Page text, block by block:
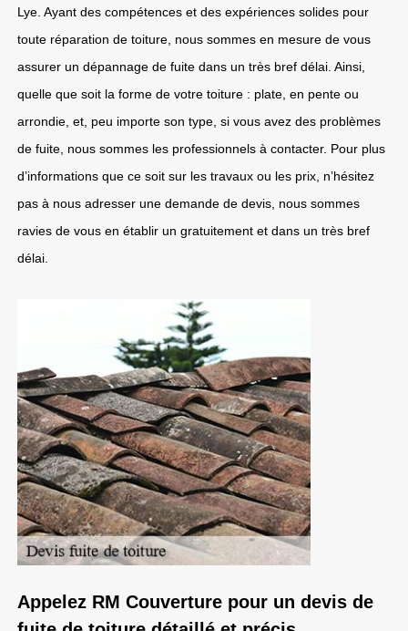
Lye. Ayant des compétences et des expériences solides pour
toute réparation de toiture, nous sommes en mesure de vous
assurer un dépannage de fuite dans un très bref délai. Ainsi,
quelle que soit la forme de votre toiture : plate, en pente ou
arrondie, et, peu importe son type, si vous avez des problèmes
de fuite, nous sommes les professionnels à contacter. Pour plus
d’informations que ce soit sur les travaux ou les prix, n’hésitez
pas à nous adresser une demande de devis, nous sommes
ravies de vous en établir un gratuitement et dans un très bref
délai.
Appelez RM Couverture pour un devis de